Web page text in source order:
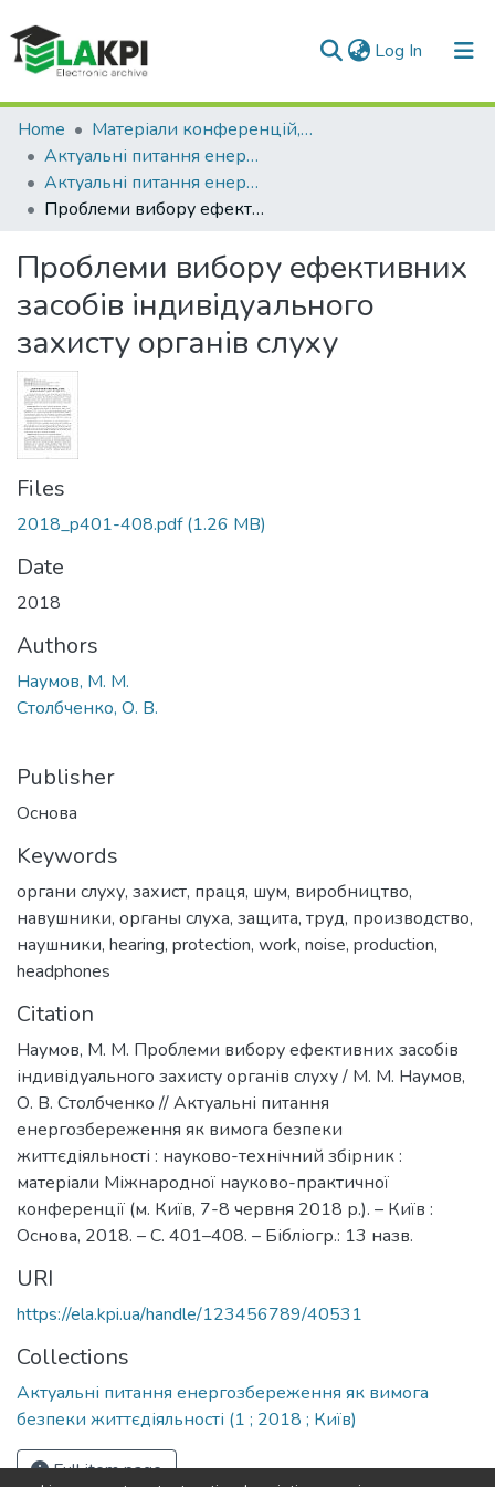
Log In (current)
Communities & Collections
All of DSpace
Statistics
Home
Матеріали конференцій, семінарів і т.п.
Актуальні питання енергозбереження як вимога безпеки життєдіяльності
Актуальні питання енергозбереження як вимога безпеки життєдіяльності (1 ; 2018 ; Київ)
Проблеми вибору ефективних засобів індивідуального захисту органів слуху
Проблеми вибору ефективних
засобів індивідуального
захисту органів слуху
Files
2018_p401-408.pdf(1.26 MB)
Date
2018
Authors
Наумов, М. М.
Столбченко, О. В.
Publisher
Основа
Keywords
органи слуху, захист, праця, шум, виробництво,
навушники, органы слуха, защита, труд, производство,
наушники, hearing, protection, work, noise, production,
headphones
Citation
Наумов, М. М. Проблеми вибору ефективних засобів
індивідуального захисту органів слуху / М. М. Наумов,
О. В. Столбченко // Актуальні питання
енергозбереження як вимога безпеки
життєдіяльності : науково-технічний збірник :
матеріали Міжнародної науково-практичної
конференції (м. Київ, 7-8 червня 2018 р.). – Київ :
Основа, 2018. – С. 401–408. – Бібліогр.: 13 назв.
URI
https://ela.kpi.ua/handle/123456789/40531
Collections
Актуальні питання енергозбереження як вимога
безпеки життєдіяльності (1 ; 2018 ; Київ)
Full item page